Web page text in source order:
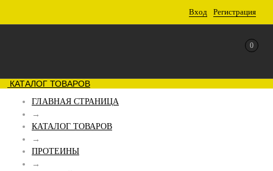
Вход Регистрация
0
КАТАЛОГ ТОВАРОВ
ГЛАВНАЯ СТРАНИЦА
→
КАТАЛОГ ТОВАРОВ
→
ПРОТЕИНЫ
→